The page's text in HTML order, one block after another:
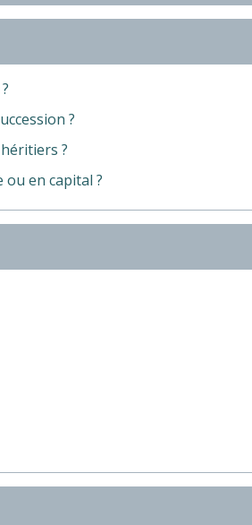
?
?
en capital ?